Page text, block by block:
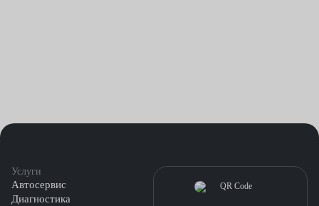
Услуги
Автосервис
Диагностика